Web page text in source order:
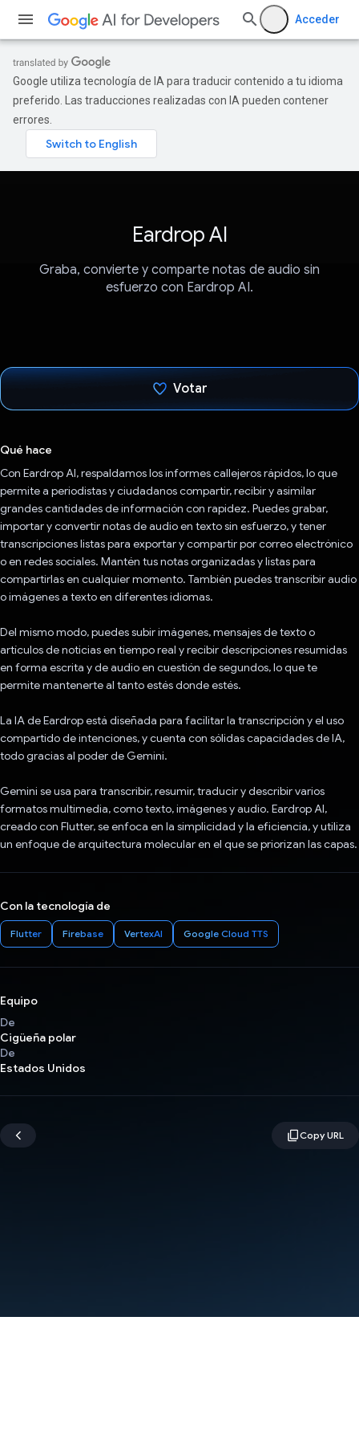
Acceder
Google utiliza tecnología de IA para traducir contenido a tu idioma
preferido. Las traducciones realizadas con IA pueden contener
errores.
Eardrop AI
Graba, convierte y comparte notas de audio sin
esfuerzo con Eardrop AI.
Votar
Qué hace
Con Eardrop AI, respaldamos los informes callejeros rápidos, lo que
permite a periodistas y ciudadanos compartir, recibir y asimilar
grandes cantidades de información con rapidez. Puedes grabar,
importar y convertir notas de audio en texto sin esfuerzo, y tener
transcripciones listas para exportar y compartir por correo electrónico
o en redes sociales. Mantén tus notas organizadas y listas para
compartirlas en cualquier momento. También puedes transcribir audio
o imágenes a texto en diferentes idiomas.
Del mismo modo, puedes subir imágenes, mensajes de texto o
artículos de noticias en tiempo real y recibir descripciones resumidas
en forma escrita y de audio en cuestión de segundos, lo que te
permite mantenerte al tanto estés donde estés.
La IA de Eardrop está diseñada para facilitar la transcripción y el uso
compartido de intenciones, y cuenta con sólidas capacidades de IA,
todo gracias al poder de Gemini.
Gemini se usa para transcribir, resumir, traducir y describir varios
formatos multimedia, como texto, imágenes y audio. Eardrop AI,
creado con Flutter, se enfoca en la simplicidad y la eficiencia, y utiliza
un enfoque de arquitectura molecular en el que se priorizan las capas.
Con la tecnología de
Flutter Firebase VertexAI Google Cloud TTS
Equipo
De
Cigüeña polar
De
Estados Unidos